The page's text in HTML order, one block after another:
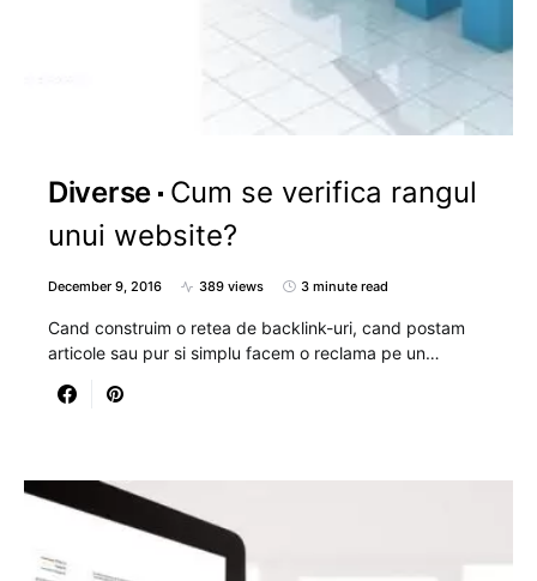
Diverse Cum se verifica rangul
unui website?
December 9, 2016 389 views 3 minute read
Cand construim o retea de backlink-uri, cand postam
articole sau pur si simplu facem o reclama pe un…